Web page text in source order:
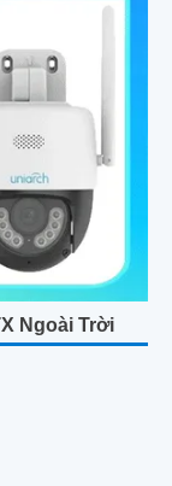
Ngoài Trời